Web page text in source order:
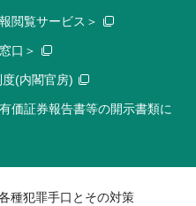
閲覧サービス＞
口＞
(内閣官房)
価証券報告書等の開示書類に
種犯罪手口とその対策